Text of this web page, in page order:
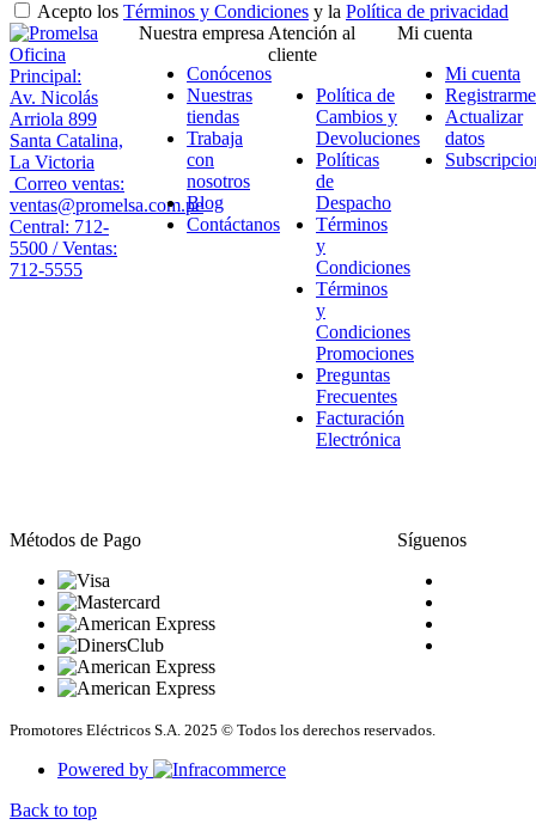
Acepto los Términos y Condiciones y la Política de privacidad
Oficina
Principal:
Av. Nicolás
Arriola 899
Santa Catalina,
La Victoria
Correo ventas:
ventas@promelsa.com.pe
Central: 712-
5500 / Ventas:
712-5555
Nuestra empresa
Conócenos
Nuestras
tiendas
Trabaja
con
nosotros
Blog
Contáctanos
Atención al
cliente
Política de
Cambios y
Devoluciones
Políticas
de
Despacho
Términos
y
Condiciones
Términos
y
Condiciones
Promociones
Preguntas
Frecuentes
Facturación
Electrónica
Mi cuenta
Mi cuenta
Registrarme
Actualizar
datos
Métodos de Pago Síguenos
Promotores Eléctricos S.A. 2025 © Todos los derechos reservados.
Powered by
Back to top